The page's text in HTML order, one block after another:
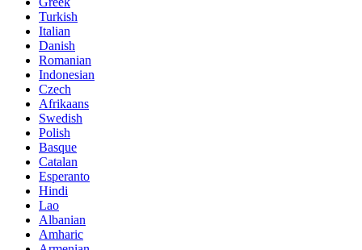
Turkish
Italian
Danish
Romanian
Indonesian
Czech
Afrikaans
Swedish
Polish
Basque
Catalan
Esperanto
Hindi
Lao
Albanian
Amharic